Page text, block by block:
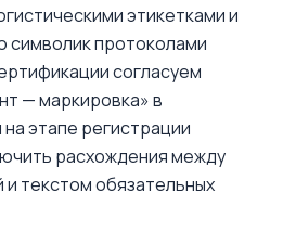
этикетками и
символик протоколами
согласуем
— маркировка» в
этапе регистрации
расхождения между
текстом обязательных